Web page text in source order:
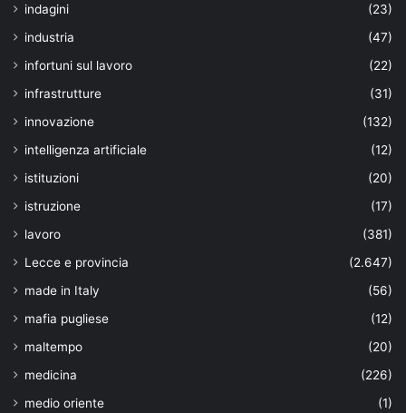
indagini
(23)
industria
(47)
infortuni sul lavoro
(22)
infrastrutture
(31)
innovazione
(132)
intelligenza artificiale
(12)
istituzioni
(20)
istruzione
(17)
lavoro
(381)
Lecce e provincia
(2.647)
made in Italy
(56)
mafia pugliese
(12)
maltempo
(20)
medicina
(226)
medio oriente
(1)